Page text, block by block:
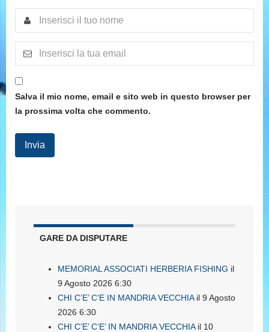
Salva il mio nome, email e sito web in questo browser per
la prossima volta che commento.
GARE DA DISPUTARE
MEMORIAL ASSOCIATI HERBERIA FISHING il
9 Agosto 2026 6:30
CHI C’E’ C’E IN MANDRIA VECCHIAil 9 Agosto
2026 6:30
CHI C’E’ C’E’ IN MANDRIA VECCHIAil 10